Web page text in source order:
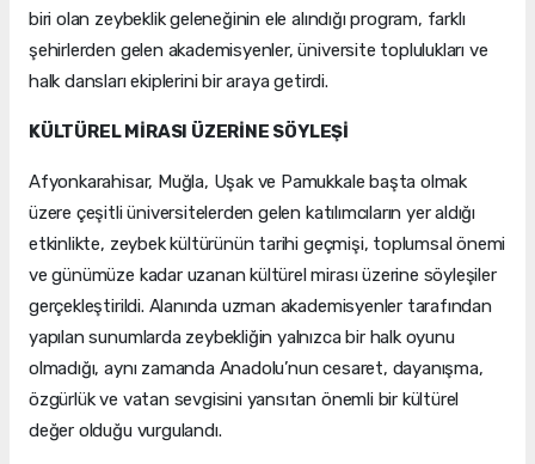
biri olan zeybeklik geleneğinin ele alındığı program, farklı
şehirlerden gelen akademisyenler, üniversite toplulukları ve
halk dansları ekiplerini bir araya getirdi.
KÜLTÜREL MİRASI ÜZERİNE SÖYLEŞİ
Afyonkarahisar, Muğla, Uşak ve Pamukkale başta olmak
üzere çeşitli üniversitelerden gelen katılımcıların yer aldığı
etkinlikte, zeybek kültürünün tarihi geçmişi, toplumsal önemi
ve günümüze kadar uzanan kültürel mirası üzerine söyleşiler
gerçekleştirildi. Alanında uzman akademisyenler tarafından
yapılan sunumlarda zeybekliğin yalnızca bir halk oyunu
olmadığı, aynı zamanda Anadolu’nun cesaret, dayanışma,
özgürlük ve vatan sevgisini yansıtan önemli bir kültürel
değer olduğu vurgulandı.